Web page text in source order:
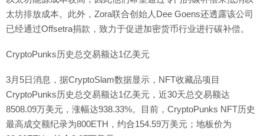
太坊排放成本。此外，Zora联合创始人Dee Goens还透露该公司
已经通过Offsetra捐款，致力于促进加密货币行业进行碳补偿。
CryptoPunks历史总交易额达1亿美元
3月5日消息，据CryptoSlam数据显示，NFT收藏品项目
CryptoPunks历史总交易额达1亿美元，近30天总交易额达
8508.09万美元，涨幅达938.33%。目前，CryptoPunks NFT历史
最高成交额纪录为800ETH，约合154.59万美元；地板价为